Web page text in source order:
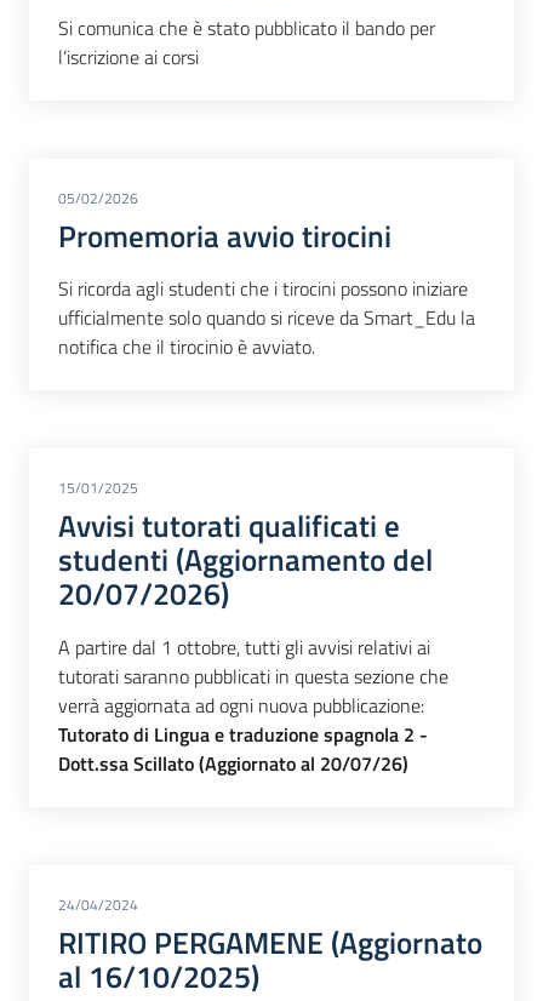
Si comunica che è stato pubblicato il bando per
l’iscrizione ai corsi
05/02/2026
Promemoria avvio tirocini
Si ricorda agli studenti che i tirocini possono iniziare
ufficialmentesolo quando si riceve da Smart_Edu la
notifica che il tirocinio èavviato.
15/01/2025
Avvisi tutorati qualificati e
studenti (Aggiornamento del
20/07/2026)
A partire dal 1 ottobre, tutti gli avvisi relativi ai
tutorati saranno pubblicati in questa sezione che
verrà aggiornata ad ogni nuova pubblicazione:
Tutorato di Lingua e traduzione spagnola 2 -
Dott.ssa Scillato (Aggiornato al 20/07/26)
24/04/2024
RITIRO PERGAMENE (Aggiornato
al 16/10/2025)